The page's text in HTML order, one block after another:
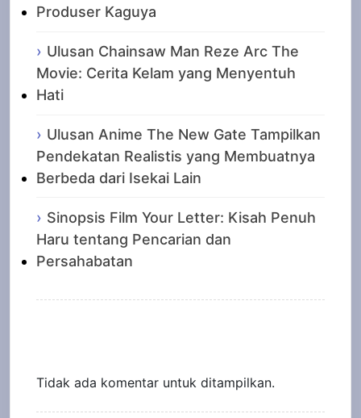
Produser Kaguya
Ulusan Chainsaw Man Reze Arc The
Movie: Cerita Kelam yang Menyentuh
Hati
Ulusan Anime The New Gate Tampilkan
Pendekatan Realistis yang Membuatnya
Berbeda dari Isekai Lain
Sinopsis Film Your Letter: Kisah Penuh
Haru tentang Pencarian dan
Persahabatan
Tidak ada komentar untuk ditampilkan.